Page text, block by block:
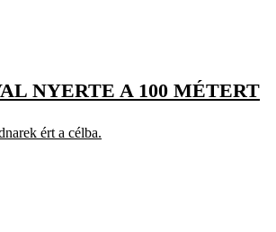
NYERTE A 100 MÉTERT
ért a célba.